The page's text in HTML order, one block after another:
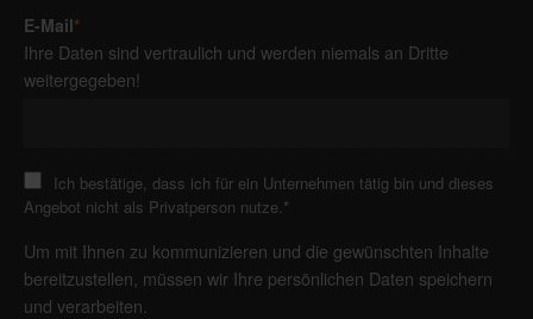
E-Mail*
Ihre Daten sind vertraulich und werden niemals an Dritte
weitergegeben!
Ich bestätige, dass ich für ein Unternehmen tätig bin und dieses
Angebot nicht als Privatperson nutze. *
Um mit Ihnen zu kommunizieren und die gewünschten Inhalte
bereitzustellen, müssen wir Ihre persönlichen Daten speichern
und verarbeiten.